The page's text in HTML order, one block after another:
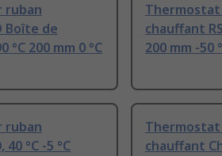
ruban
Boîte de
°C 200 mm 0 °C
chauffant
200 mm -50
ruban
°C -5 °C
chauffant